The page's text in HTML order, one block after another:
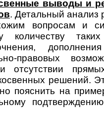
выводы и
. Де­таль­ный анализ
вопросам и
количеству
правовых
отсутствии
решений.
пояснить на